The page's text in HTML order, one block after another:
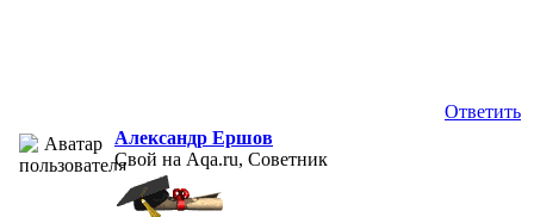
Ответить
Александр Ершов
Свой на Aqa.ru, Советник